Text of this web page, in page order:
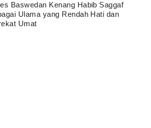
Baswedan Kenang Habib Saggaf
Ulama yang Rendah Hati dan
Umat